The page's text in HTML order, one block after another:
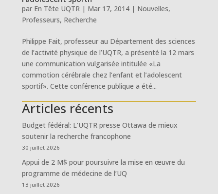
par En Tête UQTR| Mar 17, 2014| Nouvelles,
Professeurs, Recherche
Philippe Fait, professeur au Département des sciences
de l’activité physique de l’UQTR, a présenté la 12 mars
une communication vulgarisée intitulée «La
commotion cérébrale chez l’enfant et l’adolescent
sportif». Cette conférence publique a été...
Articles récents
Budget fédéral: L’UQTR presse Ottawa de mieux
soutenir la recherche francophone
30 juillet 2026
Appui de 2 M$ pour poursuivre la mise en œuvre du
programme de médecine de l’UQ
13 juillet 2026